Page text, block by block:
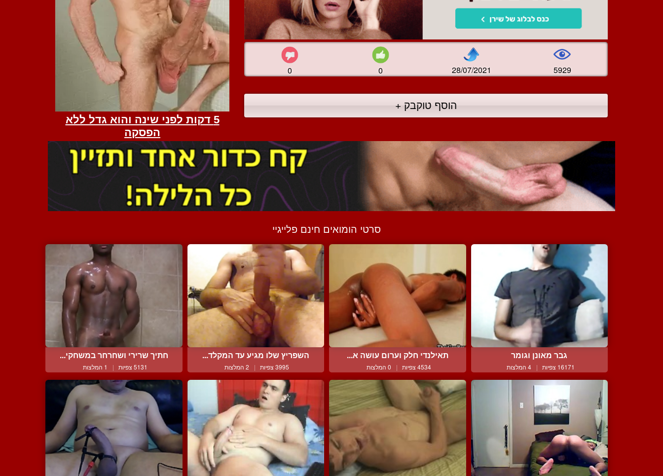
0 0 28/07/2021 5929
הוסף טוקבק +
סרטי הומואים חינם פלייגיי
גבר מאונן וגומר
16171 צפיות | 4 המלצות
תאילנדי חלק וערום עושה א...
4534 צפיות | 0 המלצות
השפריץ שלו מגיע עד המקלד...
3995 צפיות | 2 המלצות
חתיך שרירי ושחרחר במשחקי...
5131 צפיות | 1 המלצות